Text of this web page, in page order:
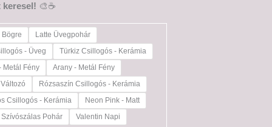
keresel! 🎨☕
Bögre
Latte Üvegpohár
- Üveg
Türkiz Csillogós - Kerámia
Metál Fény
Arany - Metál Fény
Rózsaszín Csillogós - Kerámia
Csillogós - Kerámia
Neon Pink - Matt
Szívószálas Pohár
Valentin Napi